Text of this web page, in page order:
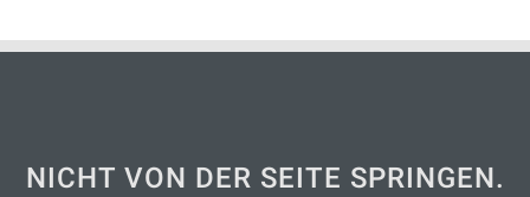
NICHT VON DER SEITE SPRINGEN.